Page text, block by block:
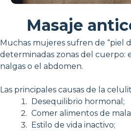
Masaje
Muchas mujeres sufren de “piel
determinadas zonas del cuerpo:
nalgas o el abdomen.
Las principales causas de la
Desequilibrio hormonal;
Comer alimentos de
Estilo de vida inactivo;